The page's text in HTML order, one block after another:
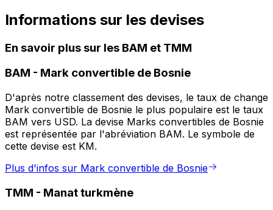
Informations sur les devises
En savoir plus sur les BAM et TMM
BAM - Mark convertible de Bosnie
D'après notre classement des devises, le taux de change
Mark convertible de Bosnie le plus populaire est le taux
BAM vers USD. La devise Marks convertibles de Bosnie
est représentée par l'abréviation BAM. Le symbole de
cette devise est KM.
Plus d'infos sur Mark convertible de Bosnie
TMM - Manat turkmène